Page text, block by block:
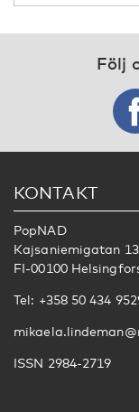
Följ
KONTAKT
PopNAD
Kajsaniemigatan
FI-00100
Tel: +358 50 434
ISSN 2984-2719